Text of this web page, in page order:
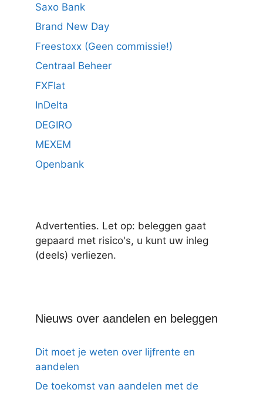
Saxo Bank
Brand New Day
Freestoxx (Geen commissie!)
Centraal Beheer
FXFlat
InDelta
DEGIRO
MEXEM
Openbank
Advertenties. Let op: beleggen gaat
gepaard met risico's, u kunt uw inleg
(deels) verliezen.
Nieuws over aandelen en beleggen
Dit moet je weten over lijfrente en
aandelen
De toekomst van aandelen met de